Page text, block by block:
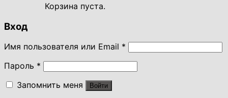
Корзина пуста.
Вход
Имя пользователя или Email *
Пароль *
Запомнить меня
Войти